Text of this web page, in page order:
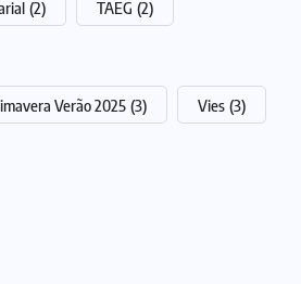
(2) TAEG (2)
Verão 2025 (3) Vies (3)